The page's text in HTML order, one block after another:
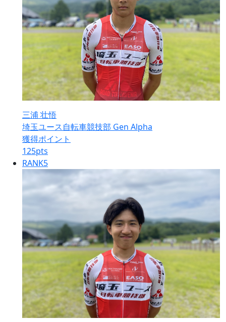
三浦 壮悟
埼玉ユース自転車競技部 Gen Alpha
獲得ポイント
125pts
RANK5